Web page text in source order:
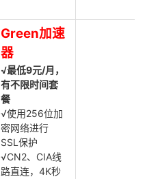
Green加速
器
√最低9元/月，
有不限时间套
餐
√使用256位加
密网络进行
SSL保护
√CN2、CIA线
路直连，4K秒